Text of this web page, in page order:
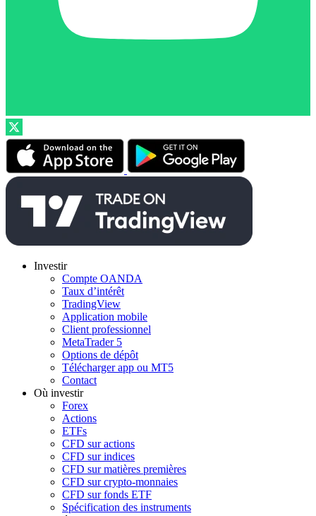
Investir
Compte OANDA
Taux d’intérêt
TradingView
Application mobile
Client professionnel
MetaTrader 5
Options de dépôt
Télécharger app ou MT5
Contact
Où investir
Forex
Actions
ETFs
CFD sur actions
CFD sur indices
CFD sur matières premières
CFD sur crypto-monnaies
CFD sur fonds ETF
Spécification des instruments